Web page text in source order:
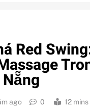
Red
ago 0 12 mins